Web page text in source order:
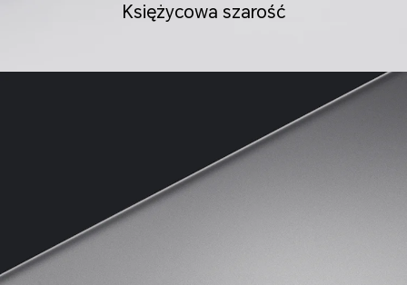
Księżycowa szarość